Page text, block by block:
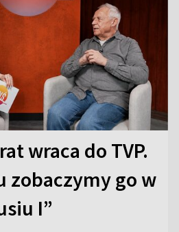
wraca do TVP.
zobaczymy go w
I”